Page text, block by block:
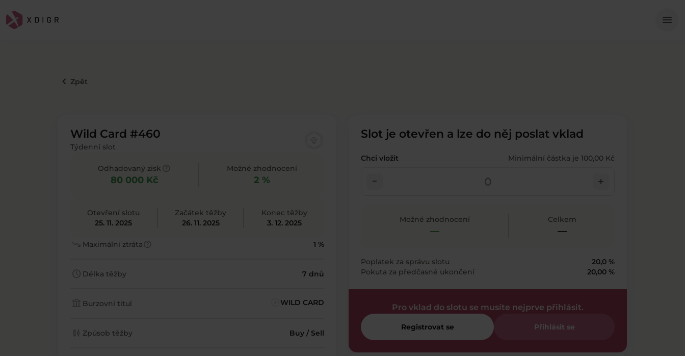
menu
keyboard_arrow_left Zpět
Wild Card #460
Týdenní slot
Odhadovaný zisk
80 000 Kč
Možné zhodnocení
2 %
Otevření slotu
25. 11. 2025
Začátek těžby
26. 11. 2025
Konec těžby
3. 12. 2025
trending_down Maximální ztrátahelp 1 %
schedule Délka těžby 7 dnů
account_balance Burzovní titul WILD CARD
candlestick_chart Způsob těžby Buy / Sell
Slot je otevřen a lze do něj poslat vklad
Chci vložit Minimální částka je 100,00 Kč
check_indeterminate_small add
Možné zhodnocení
—
Celkem
—
Poplatek za správu slotu
20,0 %
Pokuta za předčasné ukončení
20,00 %
Pro vklad do slotu se musíte nejprve přihlásit.
Registrovat se Přihlásit se